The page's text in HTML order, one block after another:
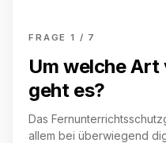
FRAGE 1 / 7
Um welche
geht es?
Das
allem bei überwiegend